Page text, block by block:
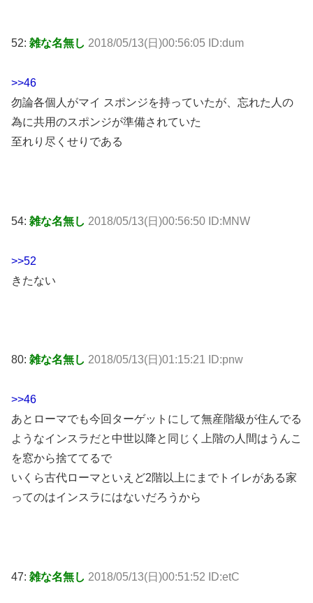
52: 雑な名無し 2018/05/13(日)00:56:05 ID:dum
>>46
勿論各個人がマイ スポンジを持っていたが、忘れた人の
為に共用のスポンジが準備されていた
至れり尽くせりである
54: 雑な名無し 2018/05/13(日)00:56:50 ID:MNW
>>52
きたない
80: 雑な名無し 2018/05/13(日)01:15:21 ID:pnw
>>46
あとローマでも今回ターゲットにして無産階級が住んでる
ようなインスラだと中世以降と同じく上階の人間はうんこ
を窓から捨ててるで
いくら古代ローマといえど2階以上にまでトイレがある家
ってのはインスラにはないだろうから
47: 雑な名無し 2018/05/13(日)00:51:52 ID:etC